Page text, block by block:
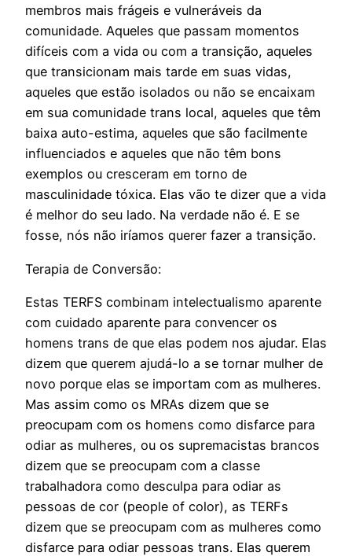
membros mais frágeis e vulneráveis da
comunidade. Aqueles que passam momentos
difíceis com a vida ou com a transição, aqueles
que transicionam mais tarde em suas vidas,
aqueles que estão isolados ou não se encaixam
em sua comunidade trans local, aqueles que têm
baixa auto-estima, aqueles que são facilmente
influenciados e aqueles que não têm bons
exemplos ou cresceram em torno de
masculinidade tóxica. Elas vão te dizer que a vida
é melhor do seu lado. Na verdade não é. E se
fosse, nós não iríamos querer fazer a transição.
Terapia de Conversão:
Estas TERFS combinam intelectualismo aparente
com cuidado aparente para convencer os
homens trans de que elas podem nos ajudar. Elas
dizem que querem ajudá-lo a se tornar mulher de
novo porque elas se importam com as mulheres.
Mas assim como os MRAs dizem que se
preocupam com os homens como disfarce para
odiar as mulheres, ou os supremacistas brancos
dizem que se preocupam com a classe
trabalhadora como desculpa para odiar as
pessoas de cor (people of color), as TERFs
dizem que se preocupam com as mulheres como
disfarce para odiar pessoas trans. Elas querem